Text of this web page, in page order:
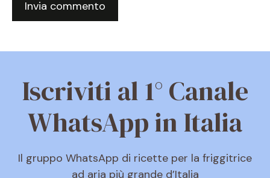
Iscriviti al 1° Canale
WhatsApp in Italia
Il gruppo WhatsApp di ricette per la friggitrice
ad aria più grande d’Italia